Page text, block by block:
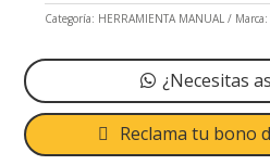
Categoría: HERRAMIENTA MANUAL
¿Necesitas
Reclama tu bono